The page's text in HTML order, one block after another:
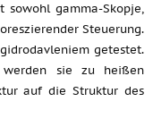
gamma-Skopje,
Steuerung.
getestet.
werden sie zu heißen
auf die Struktur des